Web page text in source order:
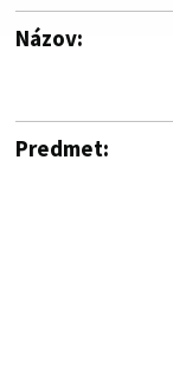
Názov:
Predmet: